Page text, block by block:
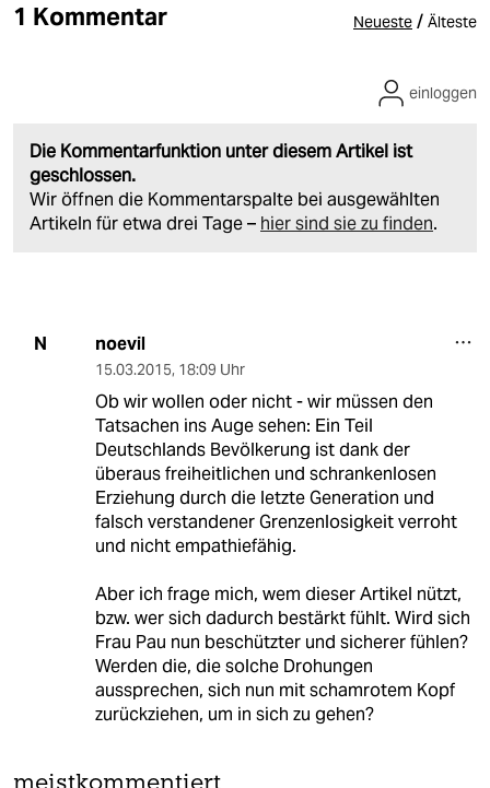
1 Kommentar Neueste / Älteste
Die Kommentarfunktion unter diesem Artikel ist
geschlossen.
Wir öffnen die Kommentarspalte bei ausgewählten
Artikeln für etwa drei Tage – hier sind sie zu finden.
einloggen
N noevil
15.03.2015, 18:09 Uhr
Ob wir wollen oder nicht - wir müssen den
Tatsachen ins Auge sehen: Ein Teil
Deutschlands Bevölkerung ist dank der
überaus freiheitlichen und schrankenlosen
Erziehung durch die letzte Generation und
falsch verstandener Grenzenlosigkeit verroht
und nicht empathiefähig.
Aber ich frage mich, wem dieser Artikel nützt,
bzw. wer sich dadurch bestärkt fühlt. Wird sich
Frau Pau nun beschützter und sicherer fühlen?
Werden die, die solche Drohungen
aussprechen, sich nun mit schamrotem Kopf
zurückziehen, um in sich zu gehen?